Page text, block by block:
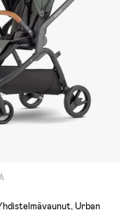
Urban